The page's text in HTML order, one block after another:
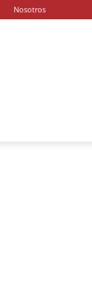
Nosotros